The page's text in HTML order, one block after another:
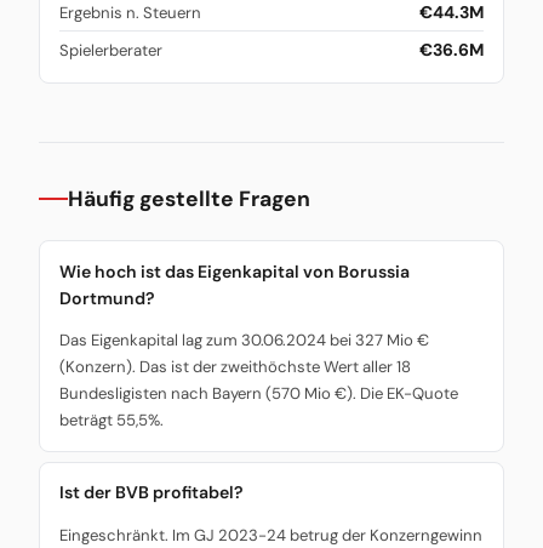
Ergebnis n. Steuern €44.3M
Spielerberater €36.6M
Häufig gestellte Fragen
Wie hoch ist das Eigenkapital von Borussia
Dortmund?
Das Eigenkapital lag zum 30.06.2024 bei 327 Mio €
(Konzern). Das ist der zweithöchste Wert aller 18
Bundesligisten nach Bayern (570 Mio €). Die EK-Quote
beträgt 55,5%.
Ist der BVB profitabel?
Eingeschränkt. Im GJ 2023-24 betrug der Konzerngewinn